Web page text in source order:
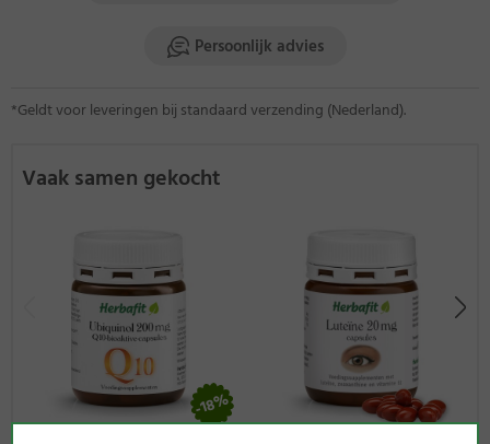
Nog geen voedingswaarde referentie voor de dagelijkse
inname volgens Verordening (EU) Nr. 1169/2011 beschikbaar
Persoonlijk advies
*Geldt voor leveringen bij standaard verzending (Nederland).
Vaak samen gekocht
-18%